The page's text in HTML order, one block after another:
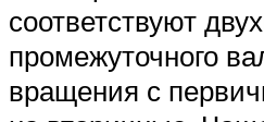
соответствуют
промежуточного
вращения с